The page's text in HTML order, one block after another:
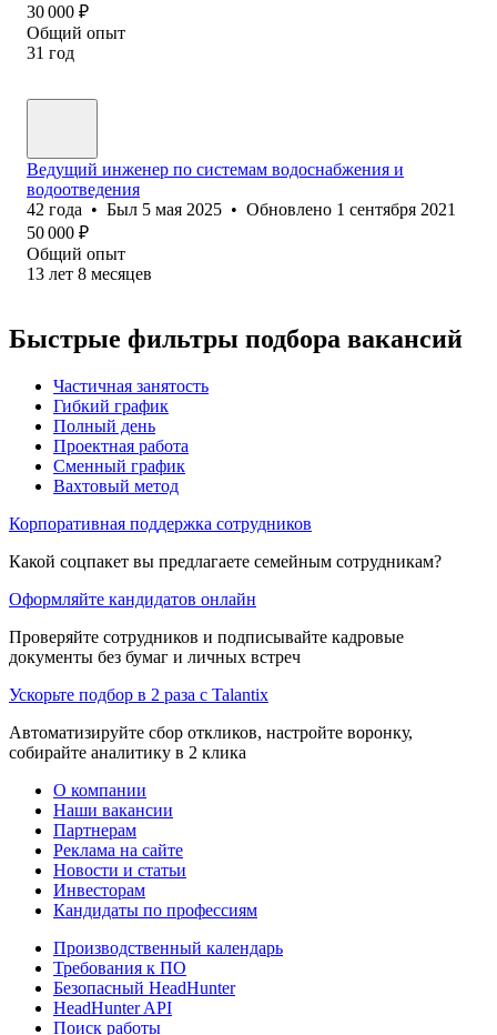
30 000 ₽
Общий опыт
31 год
Ведущий инженер по системам водоснабжения и
водоотведения
42 года • Был 5 мая 2025 • Обновлено 1 сентября 2021
50 000 ₽
Общий опыт
13 лет 8 месяцев
Быстрые фильтры подбора вакансий
Частичная занятость
Гибкий график
Полный день
Проектная работа
Сменный график
Вахтовый метод
Корпоративная поддержка сотрудников
Какой соцпакет вы предлагаете семейным сотрудникам?
Оформляйте кандидатов онлайн
Проверяйте сотрудников и подписывайте кадровые
документы без бумаг и личных встреч
Ускорьте подбор в 2 раза с Talantix
Автоматизируйте сбор откликов, настройте воронку,
собирайте аналитику в 2 клика
О компании
Наши вакансии
Партнерам
Реклама на сайте
Новости и статьи
Инвесторам
Кандидаты по профессиям
Производственный календарь
Требования к ПО
Безопасный HeadHunter
HeadHunter API
Поиск работы